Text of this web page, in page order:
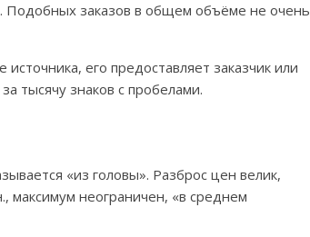
Подобных заказов в общем объёме не очень
его предоставляет заказчик или
тысячу знаков с пробелами.
«из головы». Разброс цен велик,
максимум неограничен, «в среднем